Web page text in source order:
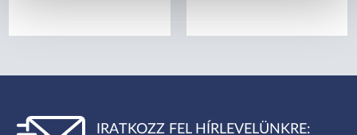
IRATKOZZ FEL HÍRLEVELÜNKRE: